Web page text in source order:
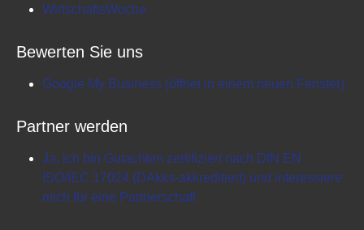
WirtschaftsWoche
Bewerten Sie uns
Google My Business (öffnet in einem neuen Fenster)
Partner werden
Ja, ich bin Gutachten zertifiziert nach DIN EN
ISO/IEC 17024 (DAkks-akkreditiert) und interessiere
mich für eine Partnerschaft